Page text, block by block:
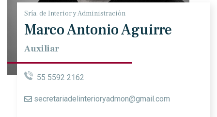
Sría. de Interior y Administración
Marco Antonio Aguirre
Auxiliar
55 5592 2162
secretariadelinterioryadmon@gmail.com